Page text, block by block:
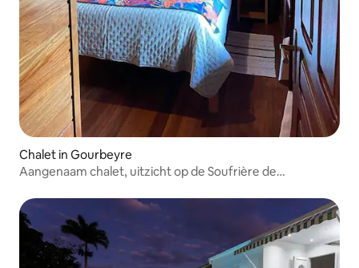
Chalet in Gourbeyre
Aangenaam chalet, uitzicht op de Soufrière de